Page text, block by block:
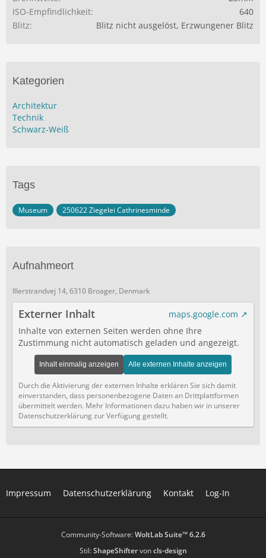
ISO-Empfindlichkeit
640
Blitz
Blitz nicht ausgelöst, Erzwungener Blitz
Kategorien
Architektur
Technik
Schwarz-Weiß
Tags
Museum 250622 Ziegelei Cathrinesminde
Aufnahmeort
Illerstrandvej 14, 6310 Broager, Denmark
Externer Inhalt
maps.google.com
Inhalte von externen Seiten werden ohne Ihre
Zustimmung nicht automatisch geladen und angezeigt.
Inhalt einmalig anzeigen Alle externen Inhalte anzeigen
Durch die Aktivierung der externen Inhalte erklären Sie sich damit
einverstanden, dass personenbezogene Daten an Drittplattformen
übermittelt werden. Mehr Informationen dazu haben wir in unserer
Datenschutzerklärung zur Verfügung gestellt.
Impressum Datenschutzerklärung Kontakt Log-In
Community-Software:WoltLab Suite™ 6.2.6
Stil:ShapeShiftervoncls-design